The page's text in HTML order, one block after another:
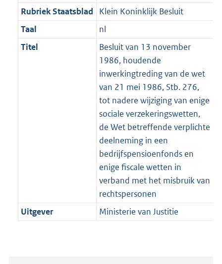
Rubriek Staatsblad
Klein Koninklijk Besluit
Taal
nl
Titel
Besluit van 13 november
1986, houdende
inwerkingtreding van de wet
van 21 mei 1986, Stb. 276,
tot nadere wijziging van enige
sociale verzekeringswetten,
de Wet betreffende verplichte
deelneming in een
bedrijfspensioenfonds en
enige fiscale wetten in
verband met het misbruik van
rechtspersonen
Uitgever
Ministerie van Justitie